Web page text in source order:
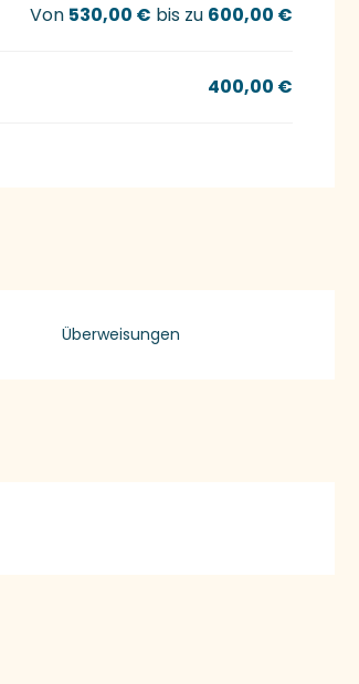
Von 530,00 € bis zu 600,00 €
400,00 €
Überweisungen